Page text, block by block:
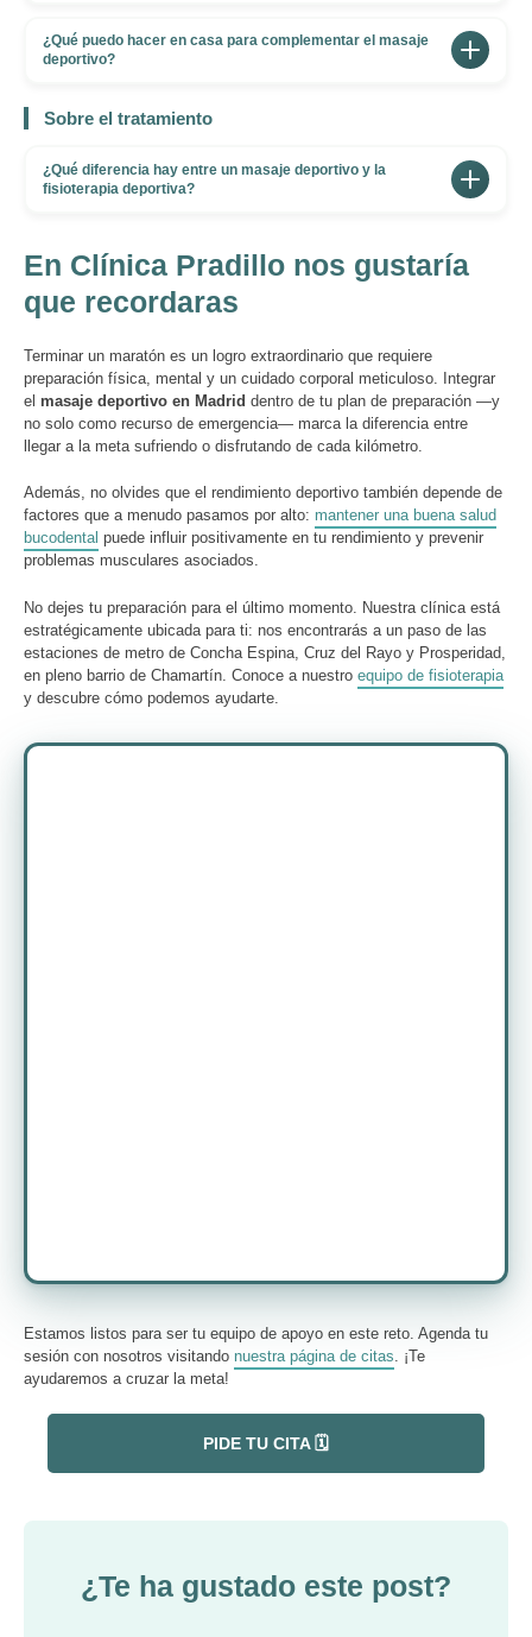
reactividad muscular el día de la carrera.
miofasciales para eliminar contracturas y dolor
referido, y drenaje manual de miembros inferiores
primeras 24-48 horas aplicamos solo drenaje suave y
3 a 5 días después iniciamos un trabajo manual más
14 días después realizamos una sesión de descarga
completa para cerrar el ciclo de recuperación y
¿Qué puedo hacer en casa para complementar el masaje
deportivo?
minutos diarios a movilidad articular de cadera, tobillos
y columna torácica; usar el foam roller sobre
cuádriceps, isquiotibiales, banda iliotibial y gemelos;
cada entrenamiento; y aplicar crioterapia doméstica
con un baño de piernas en agua fría (10-15 °C) durante
10-12 minutos después de las tiradas largas.
Sobre el tratamiento
¿Qué diferencia hay entre un masaje deportivo y la
fisioterapia deportiva?
fisioterapia: se centra en la manipulación manual del
tejido blando para aliviar tensión y mejorar la
circulación. La fisioterapia deportiva es más amplia e
incluye, además del masaje, ejercicios terapéuticos,
electroterapia, vendaje neuromuscular, punción seca,
ecografía musculoesquelética y programas de
readaptación. En Clínica Pradillo ofrecemos un enfoque
tu cuerpo necesite.
En Clínica Pradillo nos gustaría
que recordaras
Terminar un maratón es un logro extraordinario que requiere
preparación física, mental y un cuidado corporal meticuloso. Integrar
el masaje deportivo en Madrid dentro de tu plan de preparación —y
no solo como recurso de emergencia— marca la diferencia entre
llegar a la meta sufriendo o disfrutando de cada kilómetro.
Además, no olvides que el rendimiento deportivo también depende de
factores que a menudo pasamos por alto: mantener una buena salud
bucodental puede influir positivamente en tu rendimiento y prevenir
problemas musculares asociados.
No dejes tu preparación para el último momento. Nuestra clínica está
estratégicamente ubicada para ti: nos encontrarás a un paso de las
estaciones de metro de Concha Espina, Cruz del Rayo y Prosperidad,
en pleno barrio de Chamartín. Conoce a nuestro equipo de fisioterapia
y descubre cómo podemos ayudarte.
Estamos listos para ser tu equipo de apoyo en este reto. Agenda tu
sesión con nosotros visitando nuestra página de citas . ¡Te
ayudaremos a cruzar la meta!
PIDE TU CITA 🗓️
¿Te ha gustado este post?